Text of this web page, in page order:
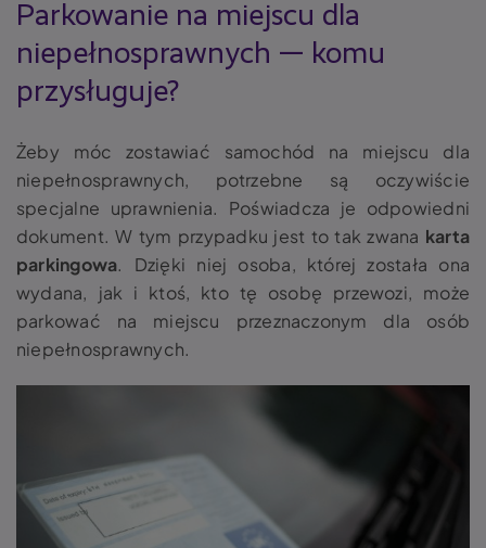
Parkowanie na miejscu dla
niepełnosprawnych — komu
przysługuje?
Żeby móc zostawiać samochód na miejscu dla
niepełnosprawnych, potrzebne są oczywiście
specjalne uprawnienia. Poświadcza je odpowiedni
dokument. W tym przypadku jest to tak zwana karta
parkingowa. Dzięki niej osoba, której została ona
wydana, jak i ktoś, kto tę osobę przewozi, może
parkować na miejscu przeznaczonym dla osób
niepełnosprawnych.